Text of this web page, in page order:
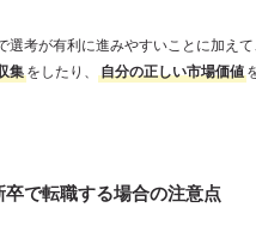
選考が有利に進みやすいことに加えて
集をしたり、 自分の正しい市場価値
卒で転職する場合の注意点